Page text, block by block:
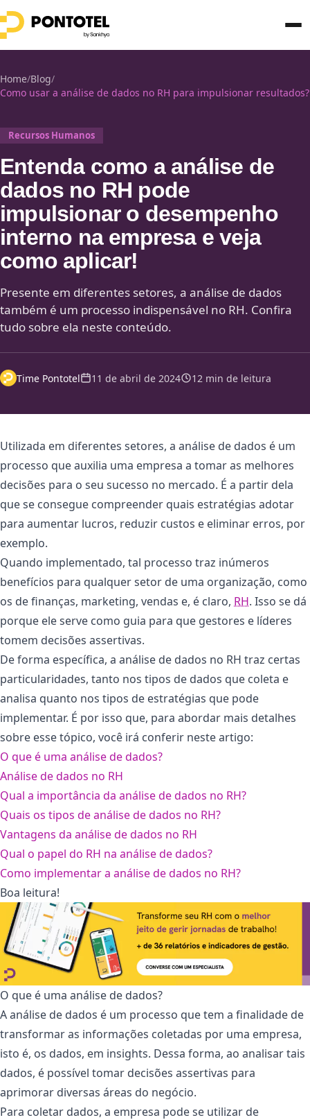
Home/Blog/
Como usar a análise de dados no RH para impulsionar resultados?
Recursos Humanos
Entenda como a análise de
dados no RH pode
impulsionar o desempenho
interno na empresa e veja
como aplicar!
Presente em diferentes setores, a análise de dados
também é um processo indispensável no RH. Confira
tudo sobre ela neste conteúdo.
Time Pontotel 11 de abril de 2024 12 min de leitura
Utilizada em diferentes setores, a análise de dados é um
processo que auxilia uma empresa a tomar as melhores
decisões para o seu sucesso no mercado. É a partir dela
que se consegue compreender quais estratégias adotar
para aumentar lucros, reduzir custos e eliminar erros, por
exemplo.
Quando implementado, tal processo traz inúmeros
benefícios para qualquer setor de uma organização, como
os de finanças, marketing, vendas e, é claro, RH. Isso se dá
porque ele serve como guia para que gestores e líderes
tomem decisões assertivas.
De forma específica, a análise de dados no RH traz certas
particularidades, tanto nos tipos de dados que coleta e
analisa quanto nos tipos de estratégias que pode
implementar. É por isso que, para abordar mais detalhes
sobre esse tópico, você irá conferir neste artigo:
O que é uma análise de dados?
Análise de dados no RH
Qual a importância da análise de dados no RH?
Quais os tipos de análise de dados no RH?
Vantagens da análise de dados no RH
Qual o papel do RH na análise de dados?
Como implementar a análise de dados no RH?
Boa leitura!
O que é uma análise de dados?
A análise de dados é um processo que tem a finalidade de
transformar as informações coletadas por uma empresa,
isto é, os dados, em insights. Dessa forma, ao analisar tais
dados, é possível tomar decisões assertivas para
aprimorar diversas áreas do negócio.
Para coletar dados, a empresa pode se utilizar de